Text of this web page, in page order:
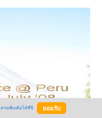
อ่านเพิ่มเติมได้ที่นี่